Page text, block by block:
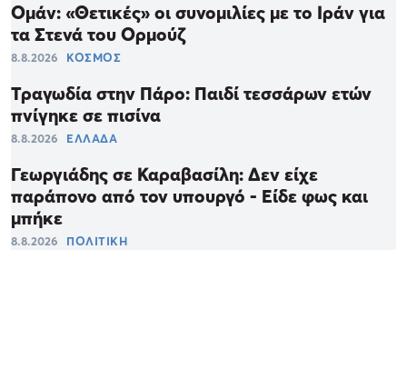
Ομάν: «Θετικές» οι συνομιλίες με το Ιράν για
τα Στενά του Ορμούζ
8.8.2026 ΚΟΣΜΟΣ
Τραγωδία στην Πάρο: Παιδί τεσσάρων ετών
πνίγηκε σε πισίνα
8.8.2026 ΕΛΛΑΔΑ
Γεωργιάδης σε Καραβασίλη: Δεν είχε
παράπονο από τον υπουργό - Είδε φως και
μπήκε
8.8.2026 ΠΟΛΙΤΙΚΗ